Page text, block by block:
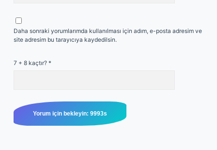
Daha sonraki yorumlarımda kullanılması için adım, e-posta adresim ve
site adresim bu tarayıcıya kaydedilsin.
7 + 8 kaçtır? *